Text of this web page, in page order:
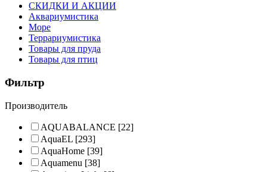
СКИДКИ И АКЦИИ
Аквариумистика
Море
Террариумистика
Товары для пруда
Товары для птиц
Фильтр
Производитель
AQUABALANCE [22]
AquaEL [293]
AquaHome [39]
Aquamenu [38]